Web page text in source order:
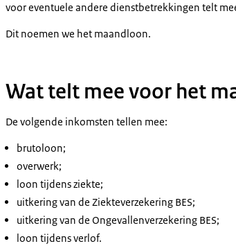
voor eventuele andere dienstbetrekkingen telt
Dit noemen we het maandloon.
Wat telt mee voor het
De volgende inkomsten tellen mee:
brutoloon;
overwerk;
loon tijdens ziekte;
uitkering van de Ziekteverzekering BES;
uitkering van de Ongevallenverzekering BES;
loon tijdens verlof.